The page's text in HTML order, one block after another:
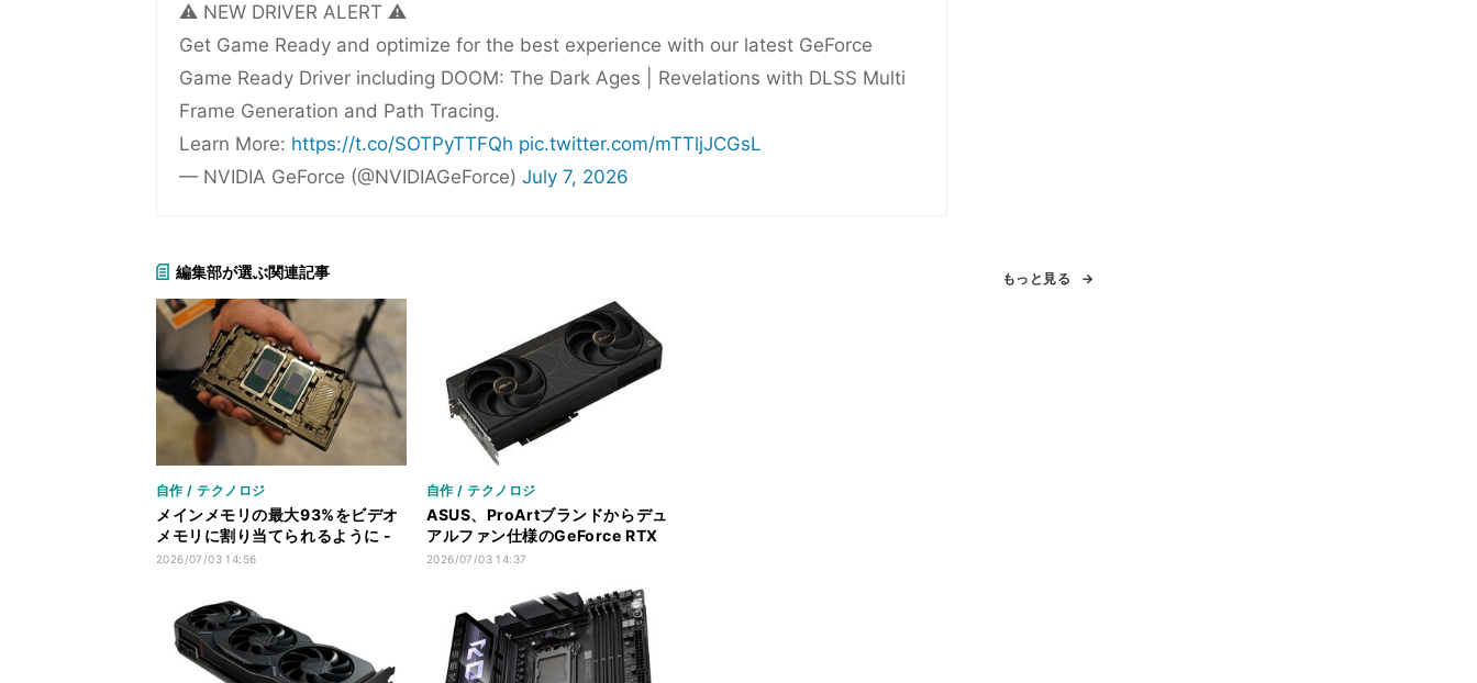
⚠️ NEW DRIVER ALERT ⚠️
Get Game Ready and optimize for the best experience with our latest GeForce
Game Ready Driver including DOOM: The Dark Ages | Revelations with DLSS Multi
Frame Generation and Path Tracing.
Learn More: https://t.co/SOTPyTTFQh pic.twitter.com/mTTljJCGsL
— NVIDIA GeForce (@NVIDIAGeForce) July 7, 2026
編集部が選ぶ関連記事
自作 / テクノロジ
メインメモリの最大93%をビデオ
メモリに割り当てられるように -
Intel Panther Lake等で
2026/07/03 14:56
自作 / テクノロジ
ASUS、ProArtブランドからデュ
アルファン仕様のGeForce RTX
5090グラフィックスカード
2026/07/03 14:37
もっと見る